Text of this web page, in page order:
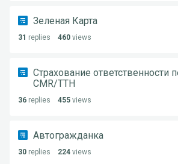
Зеленая Карта
31 replies 460 views
Страхование ответственности
CMR/ТТН
36 replies 455 views
Автогражданка
30 replies 224 views